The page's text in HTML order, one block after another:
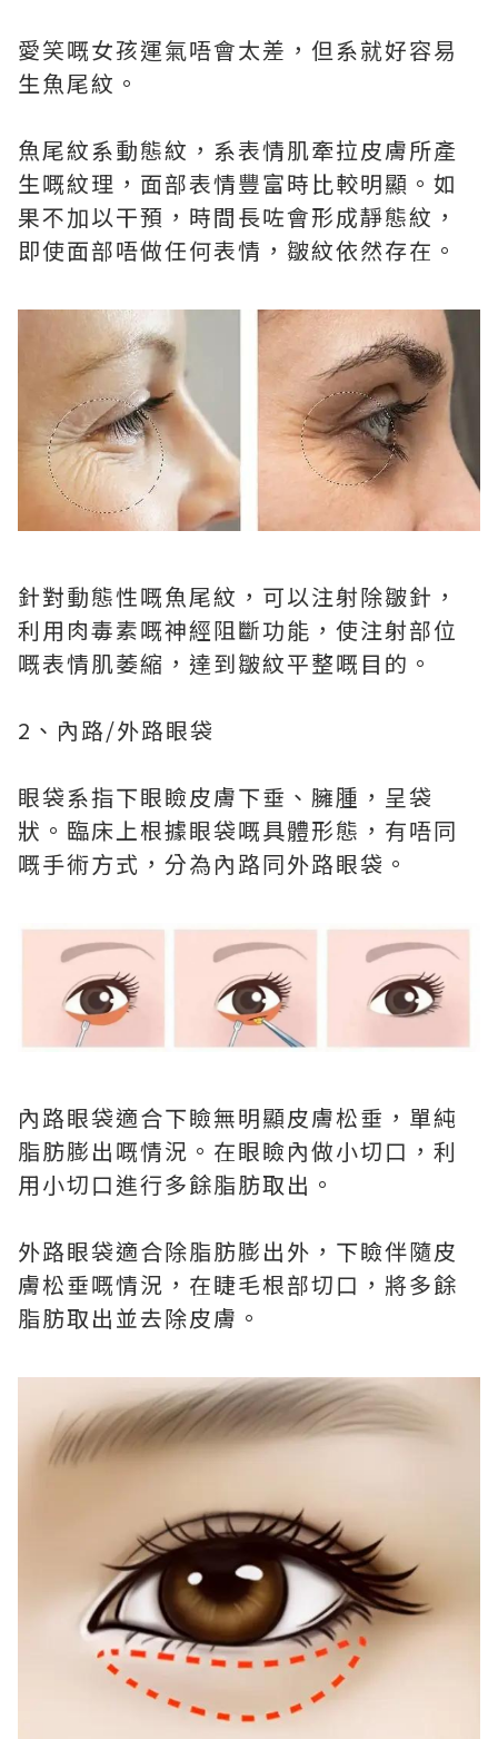
愛笑嘅女孩運氣唔會太差，但系就好容易
生魚尾紋。
魚尾紋系動態紋，系表情肌牽拉皮膚所產
生嘅紋理，面部表情豐富時比較明顯。如
果不加以干預，時間長咗會形成靜態紋，
即使面部唔做任何表情，皺紋依然存在。
針對動態性嘅魚尾紋，可以注射除皺針，
利用肉毒素嘅神經阻斷功能，使注射部位
嘅表情肌萎縮，達到皺紋平整嘅目的。
2、內路/外路眼袋
眼袋系指下眼瞼皮膚下垂、臃腫，呈袋
狀。臨床上根據眼袋嘅具體形態，有唔同
嘅手術方式，分為內路同外路眼袋。
內路眼袋適合下瞼無明顯皮膚松垂，單純
脂肪膨出嘅情況。在眼瞼內做小切口，利
用小切口進行多餘脂肪取出。
外路眼袋適合除脂肪膨出外，下瞼伴隨皮
膚松垂嘅情況，在睫毛根部切口，將多餘
脂肪取出並去除皮膚。